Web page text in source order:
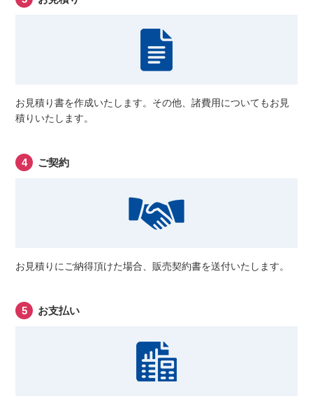
お見積り書を作成いたします。その他、諸費用についてもお見
積りいたします。
ご契約
お見積りにご納得頂けた場合、販売契約書を送付いたします。
お支払い